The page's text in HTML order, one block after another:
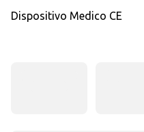
Dispositivo Medico CE